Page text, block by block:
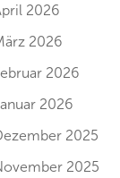
2026
2026
2026
2026
2025
2025